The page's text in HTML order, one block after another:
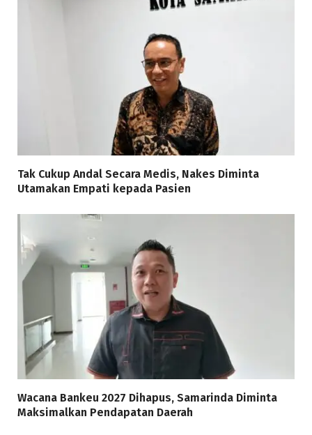
Tak Cukup Andal Secara Medis, Nakes Diminta
Utamakan Empati kepada Pasien
Wacana Bankeu 2027 Dihapus, Samarinda Diminta
Maksimalkan Pendapatan Daerah